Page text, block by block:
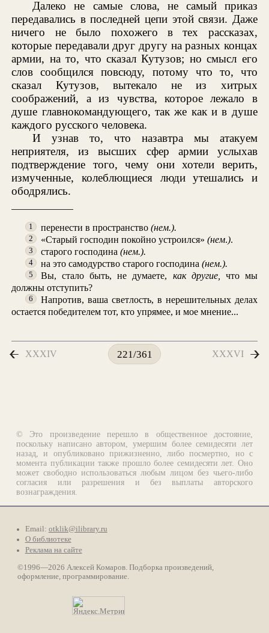
Далеко не самые слова, не самый приказ
передавались в последней цепи этой связи. Даже
ничего не было похожего в тех рассказах,
которые передавали друг другу на разных концах
армии, на то, что сказал Кутузов; но смысл его
слов сообщился повсюду, потому что то, что
сказал Кутузов, вытекало не из хитрых
соображений, а из чувства, которое лежало в
душе главнокомандующего, так же как и в душе
каждого русского человека.
И узнав то, что назавтра мы атакуем
неприятеля, из высших сфер армии услыхав
подтверждение того, чему они хотели верить,
измученные, колеблющиеся люди утешались и
ободрялись.
1 перенести в пространство(нем.).
2 «Старый господин покойно устроился»(нем.).
3 старого господина(нем.).
4 на это самодурство старого господина(нем.).
5 Вы, стало быть, не думаете, как другие,
что мы
должны отступить?
6
Напротив, ваша светлость, в нерешительных делах
остается победителем тот, кто упрямее, и мое мнение...
XXXIV 221/361 XXXVI
© Это произведение перешло в общественное достояние,
поскольку написано автором, умершим более семидесяти лет
назад, и опубликовано прижизненно, либо посмертно, но с
момента публикации также прошло более семидесяти лет. Оно
может свободно использоваться любым лицом без чьего-либо
согласия или разрешения и без выплаты авторского
вознаграждения.
Email: otklik@ilibrary.ru
О библиотеке
Реклама на сайте
©1996—2026 Алексей Комаров. Подборка произведений,
оформление, программирование.